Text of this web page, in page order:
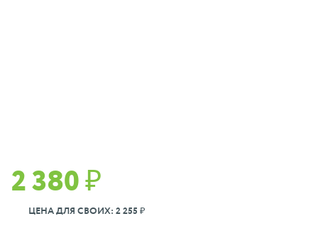
2 380 ₽
ЦЕНА ДЛЯ СВОИХ: 2 255 ₽